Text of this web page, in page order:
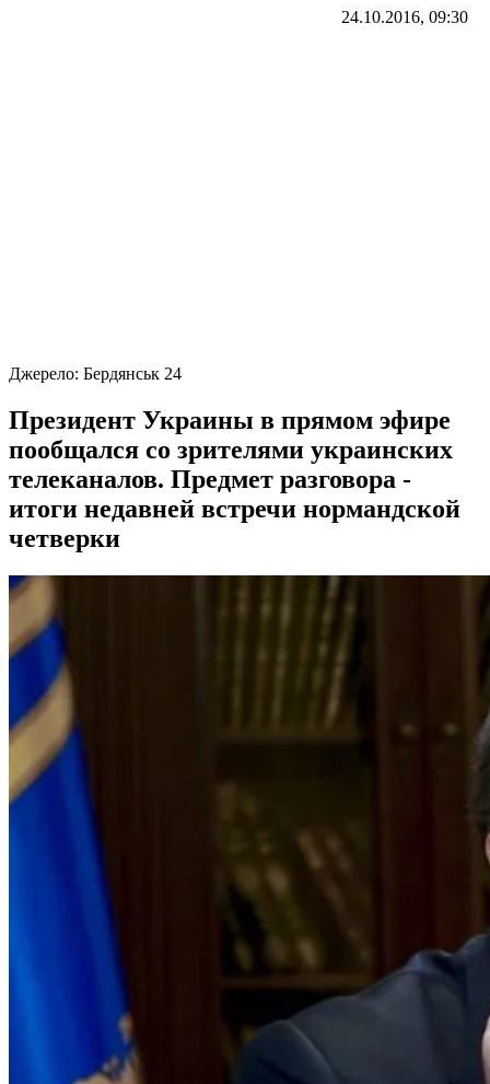
24.10.2016, 09:30
Джерело: Бердянськ 24
Президент Украины в прямом эфире
пообщался со зрителями украинских
телеканалов. Предмет разговора -
итоги недавней встречи нормандской
четверки